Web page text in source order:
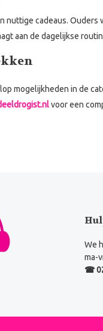
nuttige cadeaus.
aan de dagelijkse
mogelijkheden in de
voor een
We
ma-
☎